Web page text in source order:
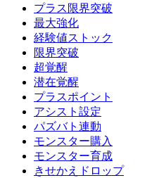
プラス限界突破
最大強化
経験値ストック
限界突破
超覚醒
潜在覚醒
プラスポイント
アシスト設定
パズバト連動
モンスター購入
モンスター育成
きせかえドロップ